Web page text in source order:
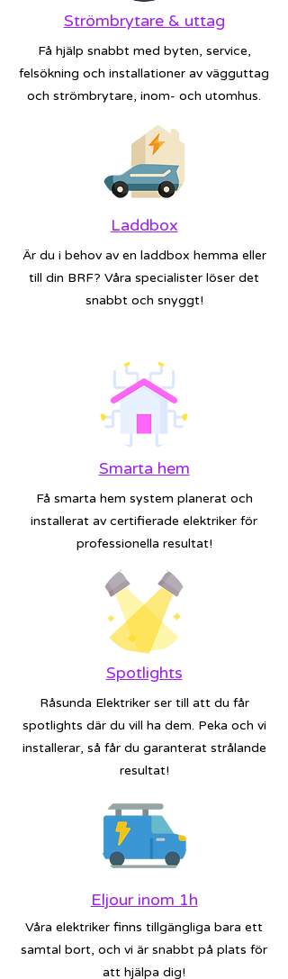
Strömbrytare & uttag
Få hjälp snabbt med byten, service,
felsökning och installationer av vägguttag
och strömbrytare, inom- och utomhus.
Laddbox
Är du i behov av en laddbox hemma eller
till din BRF? Våra specialister löser det
snabbt och snyggt!
Smarta hem
Få smarta hem system planerat och
installerat av certifierade elektriker för
professionella resultat!
Spotlights
Råsunda Elektriker ser till att du får
spotlights där du vill ha dem. Peka och vi
installerar, så får du garanterat strålande
resultat!
Eljour inom 1h
Våra elektriker finns tillgängliga bara ett
samtal bort, och vi är snabbt på plats för
att hjälpa dig!